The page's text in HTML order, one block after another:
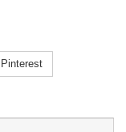
Pinterest